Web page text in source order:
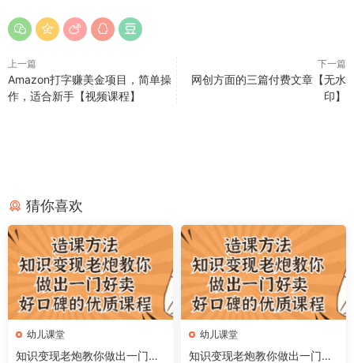
上一篇
Amazon打字赚美金项目，简单操
作，适合新手【视频课程】
下一篇
网创方面的三篇付费文章【无水
印】
猜你喜欢
幼儿课堂
知识变现老炮教你做出一门好
幼儿课堂
知识变现老炮教你做出一门好